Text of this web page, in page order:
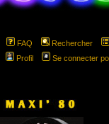
FAQ
Rechercher
Profil
Se connecter